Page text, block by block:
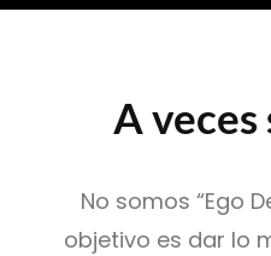
A veces
No somos “Ego
objetivo es dar lo